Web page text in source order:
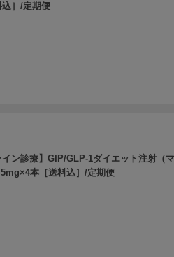
］/定期便
イン診療】GIP/GLP-1ダイエット注射（
本［送料込］/定期便